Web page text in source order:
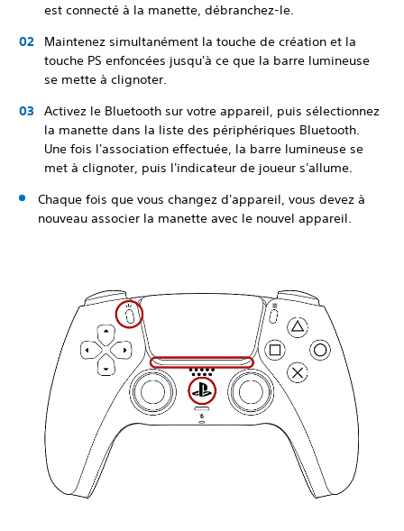
est connecté à la manette, débranchez-le.
Maintenez simultanément la touche de création et la
touche PS enfoncées jusqu'à ce que la barre lumineuse
se mette à clignoter.
Activez le Bluetooth sur votre appareil, puis sélectionnez
la manette dans la liste des périphériques Bluetooth.
Une fois l'association effectuée, la barre lumineuse se
met à clignoter, puis l'indicateur de joueur s'allume.
Chaque fois que vous changez d'appareil, vous devez à
nouveau associer la manette avec le nouvel appareil.